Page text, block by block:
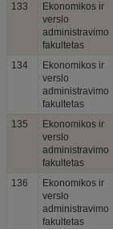
133
Ekonomikos ir
verslo
administravimo
fakultetas
134
Ekonomikos ir
verslo
administravimo
fakultetas
135
Ekonomikos ir
verslo
administravimo
fakultetas
136
Ekonomikos ir
verslo
administravimo
fakultetas